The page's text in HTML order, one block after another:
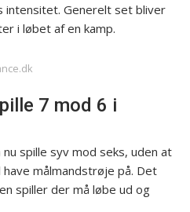
intensitet. Generelt set bliver
i løbet af en kamp.
7 mod 6 i
spille syv mod seks, uden at
målmandstrøje på. Det
spiller der må løbe ud og